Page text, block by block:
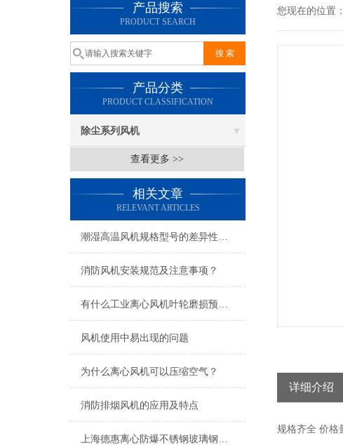
产品搜索
PRODUCT SEARCH
产品分类
PRODUCT CLASSIFICATION
除尘系列风机
查看更多 >>
相关文章
RELEVANT ARTICLES
潮湿高温风机规格型号的差异性表现​
消防风机安装规范及注意事项？
有什么工业离心风机叶轮磨损预防的办法？
风机使用中易出现的问题
为什么离心风机可以压缩空气？
消防排烟风机的应用及特点
上海德惠离心防爆不锈钢玻璃钢风机
您现在的位置：
详细介绍
规格齐全 价格